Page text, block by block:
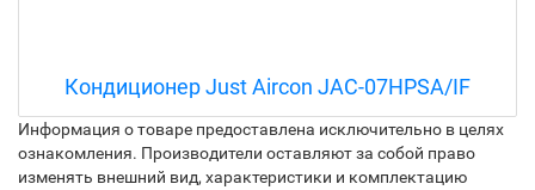
Кондиционер Just Aircon JAC-07HPSA/IF
Информация о товаре предоставлена исключительно в целях
ознакомления. Производители оставляют за собой право
изменять внешний вид, характеристики и комплектацию